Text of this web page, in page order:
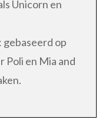
Unicorn en
gebaseerd op
Poli en Mia and